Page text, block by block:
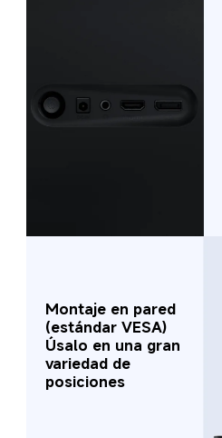
Montaje en pared
(estándar VESA)
Úsalo en una gran
variedad de
posiciones